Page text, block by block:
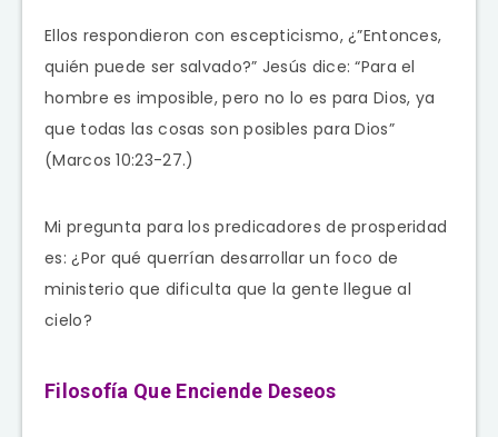
Ellos respondieron con escepticismo, ¿”Entonces,
quién puede ser salvado?” Jesús dice: “Para el
hombre es imposible, pero no lo es para Dios, ya
que todas las cosas son posibles para Dios”
(Marcos 10:23-27.)
Mi pregunta para los predicadores de prosperidad
es: ¿Por qué querrían desarrollar un foco de
ministerio que dificulta que la gente llegue al
cielo?
Filosofía Que Enciende Deseos